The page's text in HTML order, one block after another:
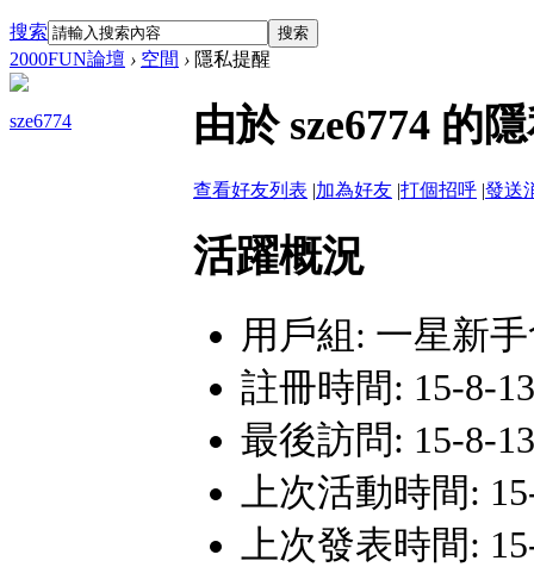
搜索 搜索
2000FUN論壇 › 空間 › 隱私提醒
sze6774 由於 sze6774 的
查看好友列表 |加為好友 |打個招呼 |發送
活躍概況
用戶組: 一星新
註冊時間: 15-8-
最後訪問: 15-8-
上次活動時間:
上次發表時間: